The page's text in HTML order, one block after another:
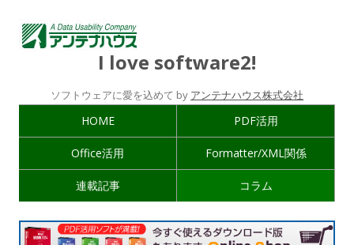
I love software2!
ソフトウェアに愛を込めて by アンテナハウス株式会社
HOME PDF活用
Office活用 Formatter/XML関係
連載記事 コラム